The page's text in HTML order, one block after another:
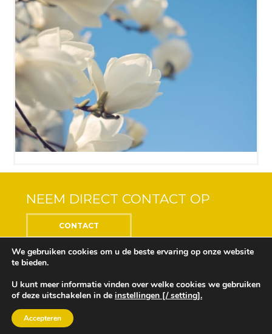
NEEM DIRECT CONTACT OP
CONTACT
Center of the Soul © 2018 Alle rechten voorbehouden
Ontwikkeling en ontwerp doorDesign Depot
We gebruiken cookies om u de beste ervaring op onze website
te bieden.
U kunt meer informatie vinden over welke cookies we gebruiken
of deze uitschakelen in de instellingen [/ setting].
Accepteren